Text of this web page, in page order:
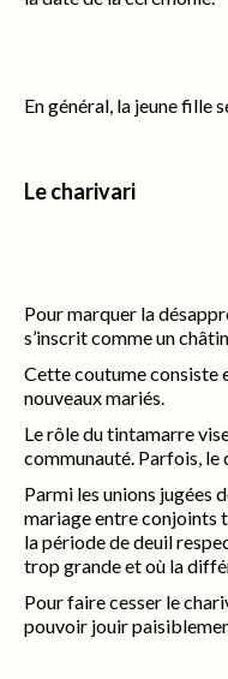
En général, la jeune fille
Le charivari
Pour marquer la
s’inscrit comme un
Cette coutume consiste
nouveaux mariés.
Le rôle du tintamarre
communauté. Parfois, le
Parmi les unions jugées
mariage entre conjoints
la période de deuil
trop grande et où la
Pour faire cesser le
pouvoir jouir